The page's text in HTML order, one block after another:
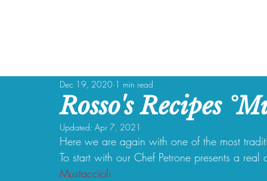
Rosso's Recipes
Dec 19, 2020 1 min read
Updated: Apr 7, 2021
Here we are again with one of the most
To start with our Chef Petrone presents a
Mustaccioli